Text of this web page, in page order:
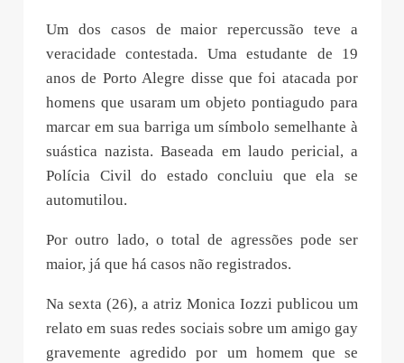
Um dos casos de maior repercussão teve a
veracidade contestada. Uma estudante de 19
anos de Porto Alegre disse que foi atacada por
homens que usaram um objeto pontiagudo para
marcar em sua barriga um símbolo semelhante à
suástica nazista. Baseada em laudo pericial, a
Polícia Civil do estado concluiu que ela se
automutilou.
Por outro lado, o total de agressões pode ser
maior, já que há casos não registrados.
Na sexta (26), a atriz Monica Iozzi publicou um
relato em suas redes sociais sobre um amigo gay
gravemente agredido por um homem que se